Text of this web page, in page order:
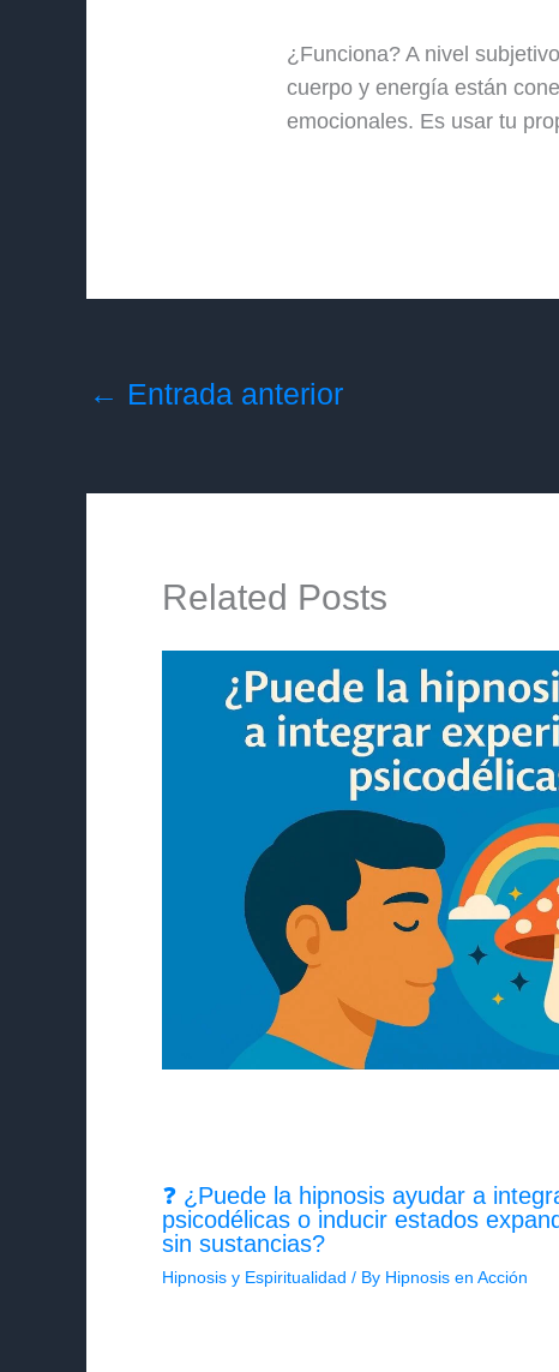
¿Funciona? A nivel
cuerpo y energía están
emocionales. Es usar tu
← Entrada anterior
Related Posts
❓ ¿Puede la hipnosis ayudar a
psicodélicas o inducir estados
sin sustancias?
Hipnosis y Espiritualidad / By Hipnosis en Acción